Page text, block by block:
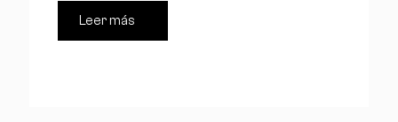
Leer más